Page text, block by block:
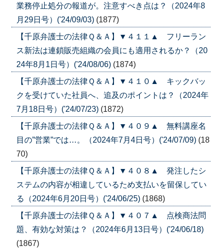
業務停止処分の報道が。注意すべき点は？（2024年8
月29日号）('24/09/03) (1877)
【千原弁護士の法律Ｑ＆Ａ】▼４１１▲ フリーラン
ス新法は連鎖販売組織の会員にも適用されるか？（20
24年8月1日号）('24/08/06) (1874)
【千原弁護士の法律Ｑ＆Ａ】▼４１０▲ キックバッ
クを受けていた社員へ、追及のポイントは？（2024年
7月18日号）('24/07/23) (1872)
【千原弁護士の法律Ｑ＆Ａ】▼４０９▲ 無料講座名
目の”営業”では…。（2024年7月4日号）('24/07/09) (18
70)
【千原弁護士の法律Ｑ＆Ａ】▼４０８▲ 発注したシ
ステムの内容が相違しているため支払いを留保してい
る（2024年6月20日号）('24/06/25) (1868)
【千原弁護士の法律Ｑ＆Ａ】▼４０７▲ 点検商法問
題、有効な対策は？（2024年6月13日号）('24/06/18)
(1867)